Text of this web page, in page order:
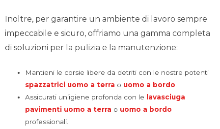
Inoltre, per garantire un ambiente di lavoro sempre
impeccabile e sicuro, offriamo una gamma completa
di soluzioni per la pulizia e la manutenzione:
Mantieni le corsie libere da detriti con le nostre potenti
spazzatrici uomo a terra o uomo a bordo
Assicurati un’igiene profonda con le
lavasciuga
pavimenti uomo a terra o uomo a bordo
professionali.